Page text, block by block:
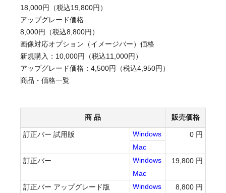
18,000円（税込19,800円）
アップグレード価格
8,000円（税込8,800円）
画像対応オプション（イメージバー）価格
新規購入：10,000円（税込11,000円）
アップグレード価格：4,500円（税込4,950円）
商品・価格一覧
商 品 販売価格
訂正バー 試用版 Windows
0 円
Mac
訂正バー
Windows
19,800 円
Mac
訂正バー アップグレード版
Windows
8,800 円